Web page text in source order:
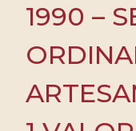
1990 –